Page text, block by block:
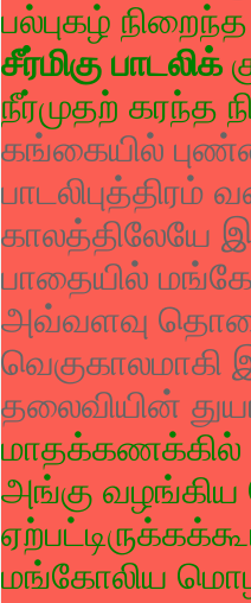
பல்புகழ்
சீர்மிகு பாடலிக்
நீர்முதற் கரந்த
கங்கையில்
காலத்திலேயே
பாதையில்
அவ்வளவு
வெகுகாலமாகி
தலைவியின்
மாதக்கணக்கில்
அங்கு வழங்கிய
மங்கோலிய